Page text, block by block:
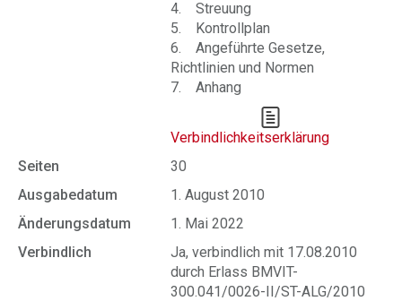
4. Streuung
5. Kontrollplan
6. Angeführte Gesetze,
Richtlinien und Normen
7. Anhang
Verbindlichkeitserklärung
Seiten
30
Ausgabedatum
1. August 2010
Änderungsdatum
1. Mai 2022
Verbindlich
Ja, verbindlich mit 17.08.2010
durch Erlass BMVIT-
300.041/0026-II/ST-ALG/2010